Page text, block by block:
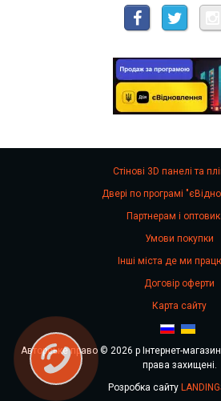
Стінові 3D панелі та
Двері по програмі
Партнерам і
Умови покупки
Інші міста де ми
Договір оферти
Карта сайту
Авторське право © 2026 р Інтернет-
права захищені.
Розробка сайту